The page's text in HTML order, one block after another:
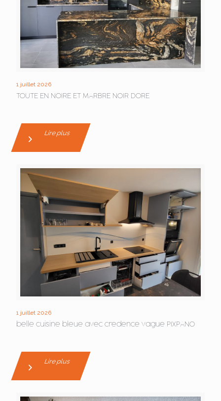
1 juillet 2026
TOUTE EN NOIRE ET MARBRE NOIR DORE
Lire plus
1 juillet 2026
belle cuisine bleue avec credence vague PIXPANO
Lire plus